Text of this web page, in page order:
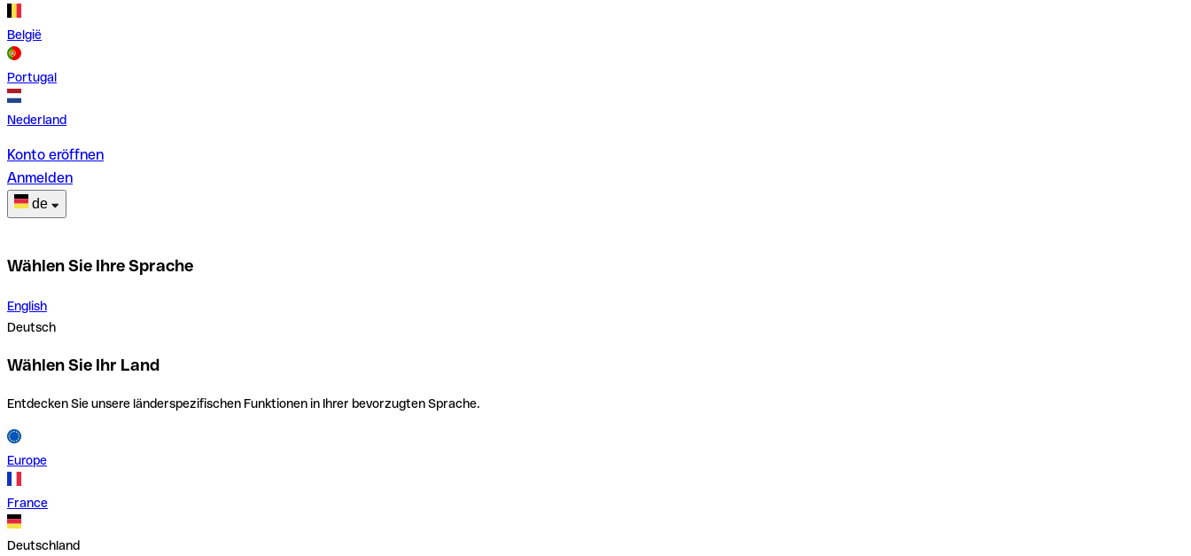
België
Portugal
Nederland
Konto eröffnen
Anmelden
de
Wählen Sie Ihre Sprache
English
Deutsch
Wählen Sie Ihr Land
Entdecken Sie unsere länderspezifischen Funktionen in Ihrer bevorzugten Sprache.
Europe
France
Deutschland